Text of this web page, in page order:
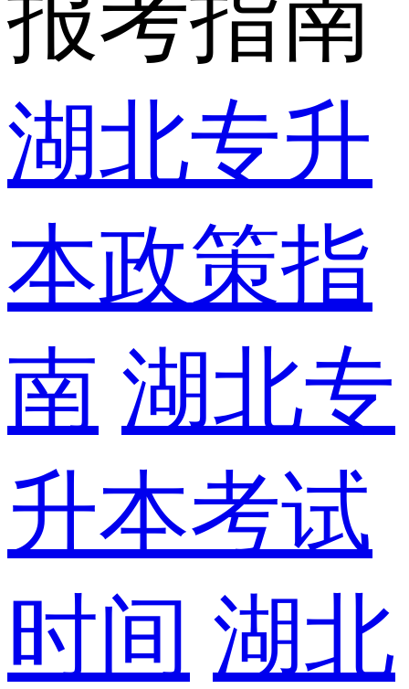
报考指南
湖北专升
本政策指
南 湖北专
升本考试
时间 湖北